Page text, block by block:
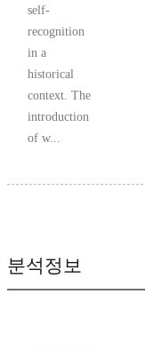
self-
recognition
in a
historical
context. The
introduction
of w...
분석정보